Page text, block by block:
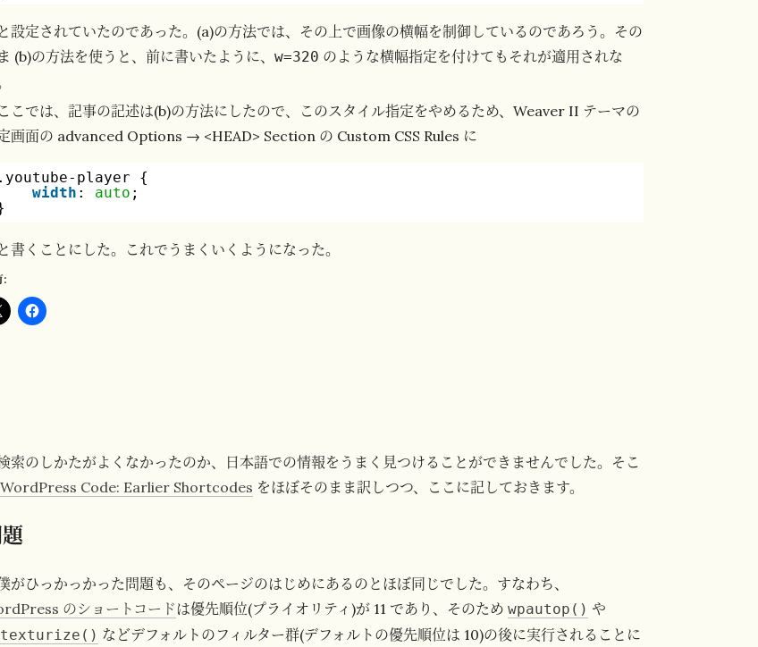
と設定されていたのであった。(a)の方法では、その上で画像の横幅を制御しているのであろう。その
(b)の方法を使うと、前に書いたように、w=320 のような横幅指定を付けてもそれが適用されな
ここでは、記事の記述は(b)の方法にしたので、このスタイル指定をやめるため、Weaver II テーマの
画面の advanced Options → <HEAD> Section の Custom CSS Rules に
.youtube-player {
width : auto ;
と書くことにした。これでうまくいくようになった。
:
索のしかたがよくなかったのか、日本語での情報をうまく見つけることができませんでした。そこ
WordPress Code: Earlier Shortcodes をほぼそのまま訳しつつ、ここに記しておきます。
がひっかっかった問題も、そのページのはじめにあるのとほぼ同じでした。すなわち、
のショートコードは優先順位(プライオリティ)が 11 であり、そのためwpautop() や
などデフォルトのフィルター群(デフォルトの優先順位は 10)の後に実行されることに